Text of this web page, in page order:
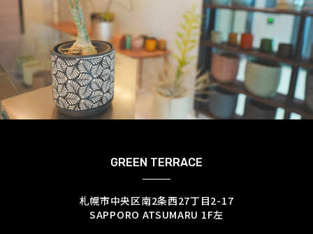
GREEN TERRACE
札幌市中央区南2条西27丁目2-17
SAPPORO ATSUMARU 1F左